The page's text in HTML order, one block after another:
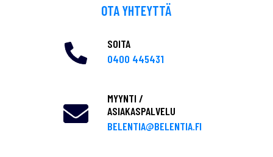
OTA YHTEYTTÄ
SOITA
0400 445431
MYYNTI /
ASIAKASPALVELU
BELENTIA@BELENTIA.FI